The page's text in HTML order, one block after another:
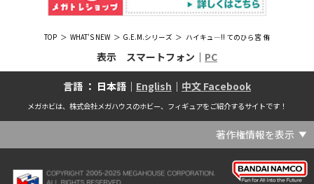
TOP WHAT'S NEW G.E.M.シリーズ ハイキュ―!! てのひら宮 侑
表示 スマートフォン｜ PC
言語 ： 日本語｜ English ｜ 中文 Facebook
メガホビは、株式会社メガハウスのホビー、フィギュアをご紹介するサイトです！
著作権情報を表示